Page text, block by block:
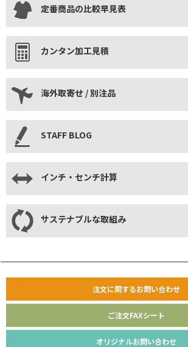
定番商品の比較早見表
カンタン加工見積
海外取寄せ / 別注品
STAFF BLOG
インチ・センチ計算
サステナブルな取組み
注文に関するお問い合わせ
ご注文FAXシート
オリジナルお問い合わせ